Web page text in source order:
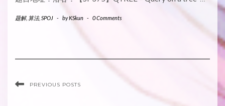
题解, 算法, SPOJ - byKSkun - 0 Comments
PREVIOUS POSTS